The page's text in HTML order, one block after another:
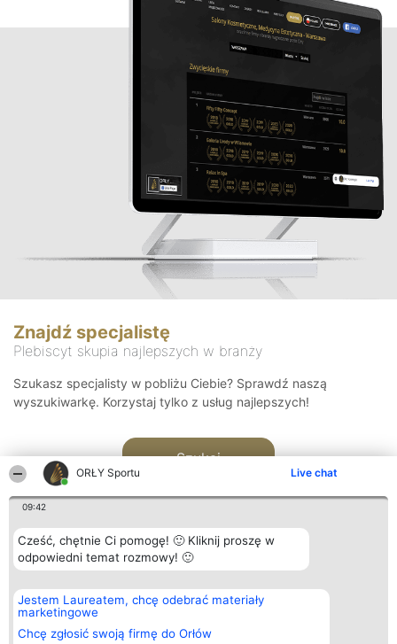
ORŁY Sportu Live chat
09:42
Cześć, chętnie Ci pomogę! 🙂 Kliknij proszę w
odpowiedni temat rozmowy! 🙂
Jestem Laureatem, chcę odebrać materiały
marketingowe
Chcę zgłosić swoją firmę do Orłów
Znajdź specjalistę
Plebiscyt skupia najlepszych w branży
Szukasz specjalisty w pobliżu Ciebie? Sprawdź naszą
wyszukiwarkę. Korzystaj tylko z usług najlepszych!
Szukaj
Organizator plebiscytu
Bright Side Solutions sp. z o.
o. sp. k.
ul. Ruska 22
Wrocław 50-079
Plebiscyt
Laureaci
wszystkich
Laureatów
Kontakt
Kontakt